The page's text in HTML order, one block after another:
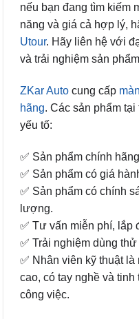
nếu bạn đang tìm kiếm
năng và giá cả hợp lý,
Utour. Hãy liên hệ với
và trải nghiệm sản
ZKar Auto cung cấp
hãng. Các sản phẩm
yếu tố:
✅ Sản phẩm chính
✅ Sản phẩm có giá
✅ Sản phẩm có chính
lượng.
✅ Tư vấn miễn phí, lắp
✅ Trải nghiệm dùng
✅ Nhân viên kỹ thuật
cao, có tay nghề và tinh
công việc.